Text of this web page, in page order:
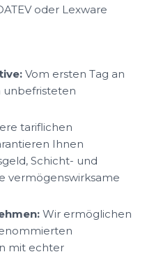
oder Lexware
Vom ersten Tag an
unbefristeten
tariflichen
Ihnen
Schicht- und
vermögenswirksame
Wir ermöglichen
mit echter